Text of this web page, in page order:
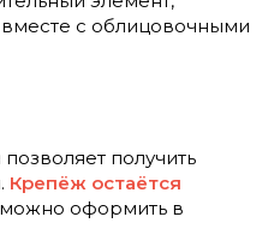
с облицовочными
получить
Крепёж остаётся
оформить в